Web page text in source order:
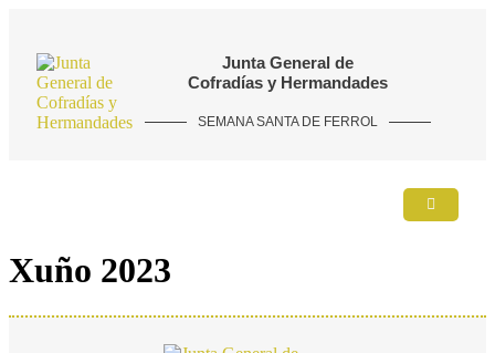
Junta General de
Cofradías y Hermandades
SEMANA SANTA DE FERROL
Xuño 2023